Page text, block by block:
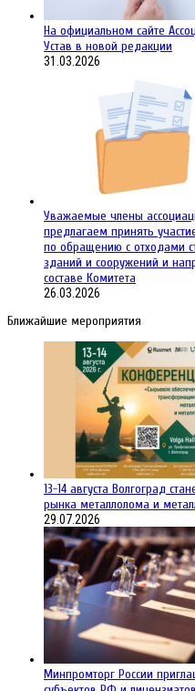
На официальном сайте
Устав в новой редакции
31.03.2026
Уважаемые члены
предлагаем принять
по обращению с отходами
зданий и сооружений и
составе Комитета
26.03.2026
Ближайшие мероприятия
13-14 августа Волгоград
рынка металлолома и
29.07.2026
Минпромторг России